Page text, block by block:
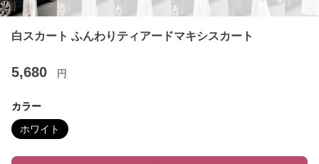
白スカート ふんわりティアードマキシスカート
5,680 円
カラー
ホワイト